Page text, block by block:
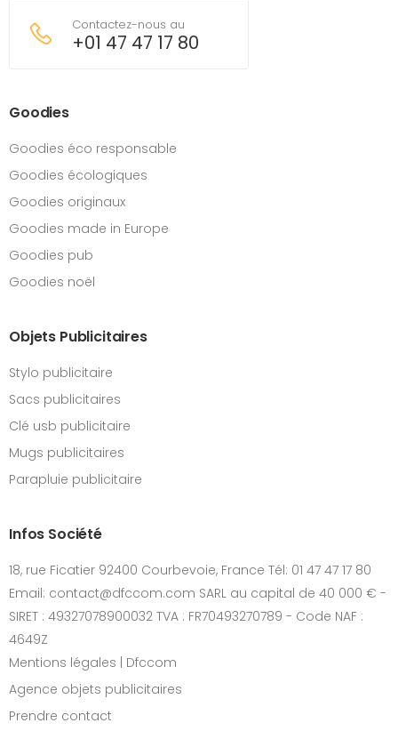
Contactez-nous au
+01 47 47 17 80
Goodies
Goodies éco responsable
Goodies écologiques
Goodies originaux
Goodies made in Europe
Goodies pub
Goodies noël
Objets Publicitaires
Stylo publicitaire
Sacs publicitaires
Clé usb publicitaire
Mugs publicitaires
Parapluie publicitaire
Infos Société
18, rue Ficatier 92400 Courbevoie, France Tél: 01 47 47 17 80
Email: contact@dfccom.com SARL au capital de 40 000 € -
SIRET : 49327078900032 TVA : FR70493270789 - Code NAF :
4649Z
Mentions légales | Dfccom
Agence objets publicitaires
Prendre contact